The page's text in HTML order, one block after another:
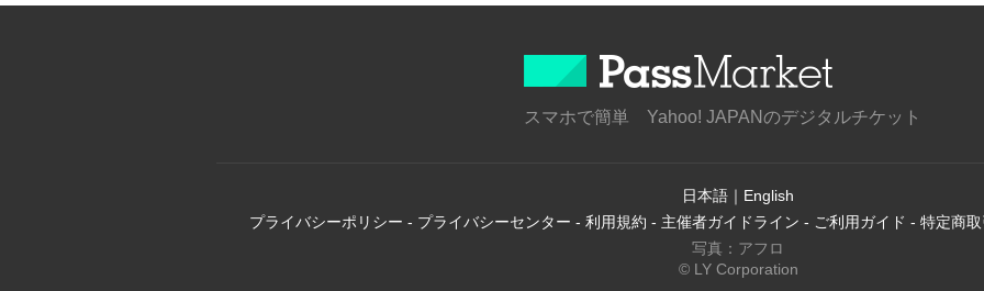
スマホで簡単 Yahoo! JAPANのデジタルチケット
日本語 ｜ English
プライバシーポリシー - プライバシーセンター - 利用規約 - 主催者ガイドライン - ご利用ガイド - 特定商
写真：アフロ
© LY Corporation